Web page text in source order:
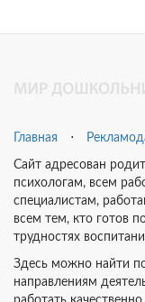
Главная ⋅
Сайт адресован
психологам, всем
специалистам,
всем тем, кто готов
трудностях
Здесь можно найти
направлениям